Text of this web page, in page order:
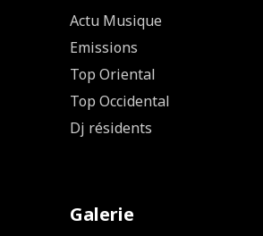
Actu Musique
Emissions
Top Oriental
Top Occidental
Dj résidents
Galerie